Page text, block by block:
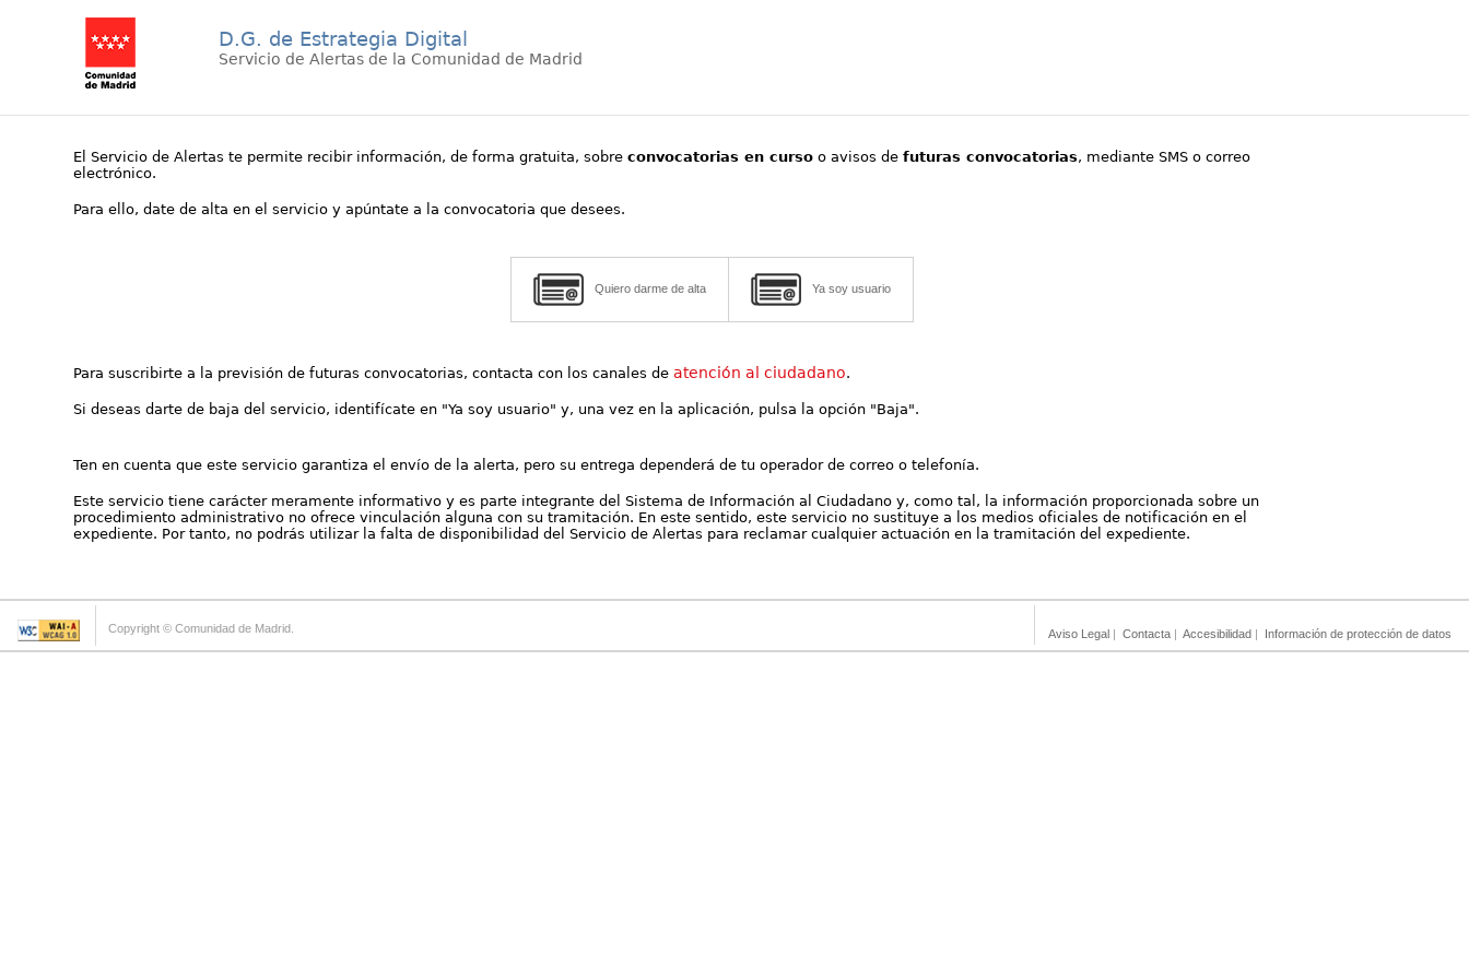
D.G. de Estrategia Digital
Servicio de Alertas de la Comunidad de Madrid
El Servicio de Alertas te permite recibir información, de forma gratuita, sobreconvocatorias en curso o avisos defuturas convocatorias, mediante SMS o correo
electrónico.
Para ello, date de alta en el servicio y apúntate a la convocatoria que desees.
Quiero darme de alta Ya soy usuario
Para suscribirte a la previsión de futuras convocatorias, contacta con los canales deatención al ciudadano.
Si deseas darte de baja del servicio, identifícate en "Ya soy usuario" y, una vez en la aplicación, pulsa la opción "Baja".
Ten en cuenta que este servicio garantiza el envío de la alerta, pero su entrega dependerá de tu operador de correo o telefonía.
Este servicio tiene carácter meramente informativo y es parte integrante del Sistema de Información al Ciudadano y, como tal, la información proporcionada sobre un
procedimiento administrativo no ofrece vinculación alguna con su tramitación. En este sentido, este servicio no sustituye a los medios oficiales de notificación en el
expediente. Por tanto, no podrás utilizar la falta de disponibilidad del Servicio de Alertas para reclamar cualquier actuación en la tramitación del expediente.
Copyright © Comunidad de Madrid. Aviso Legal | Contacta | Accesibilidad | Información de protección de datos